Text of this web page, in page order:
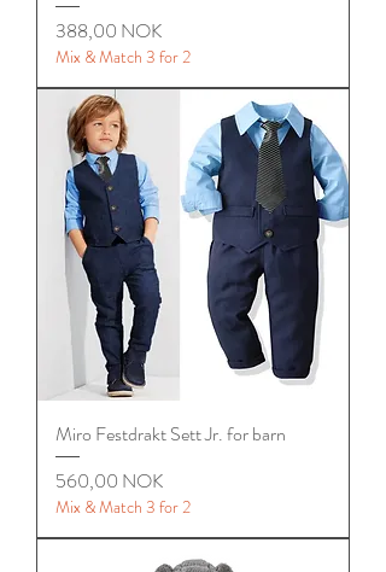
Цена
388,00 NOK
Mix & Match 3 for 2
Miro Festdrakt Sett Jr. for barn
Цена
560,00 NOK
Mix & Match 3 for 2